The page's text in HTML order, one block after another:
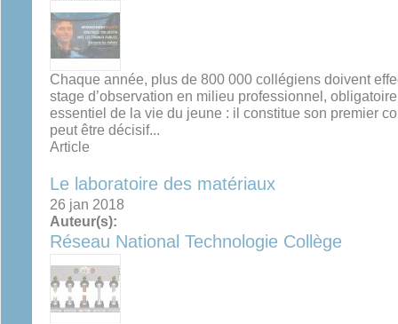
Chaque année, plus de 800 000 collégiens doivent
stage d’observation en milieu professionnel,
essentiel de la vie du jeune : il constitue son premier
peut être décisif...
Article
Le laboratoire des matériaux
26 jan 2018
Auteur(s):
Réseau National Technologie Collège